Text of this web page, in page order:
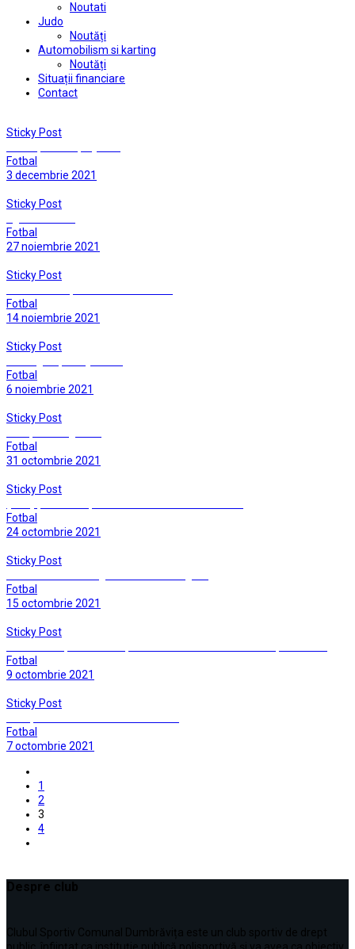
Noutati
Judo
Noutăți
Automobilism si karting
Noutăți
Situații financiare
Contact
Sticky Post
Fotbal
3 decembrie 2021
Sticky Post
Fotbal
27 noiembrie 2021
Sticky Post
Fotbal
14 noiembrie 2021
Sticky Post
Fotbal
6 noiembrie 2021
Sticky Post
Fotbal
31 octombrie 2021
Sticky Post
Fotbal
24 octombrie 2021
Sticky Post
Fotbal
15 octombrie 2021
Sticky Post
Fotbal
9 octombrie 2021
Sticky Post
Fotbal
7 octombrie 2021
1
2
3
4
Despre club
Clubul Sportiv Comunal Dumbrăvița este un club sportiv de drept
public, înființat ca instituţie publică polisportivă și va avea ca obiectiv